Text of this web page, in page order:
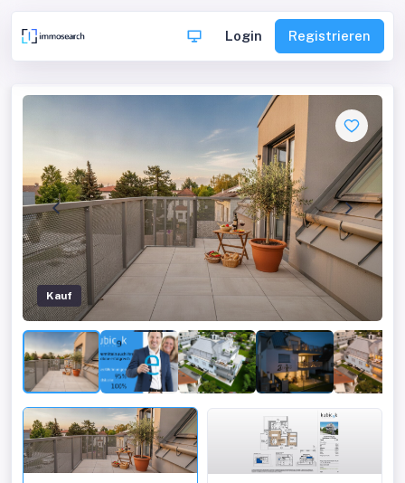
Login Registrieren
Kauf